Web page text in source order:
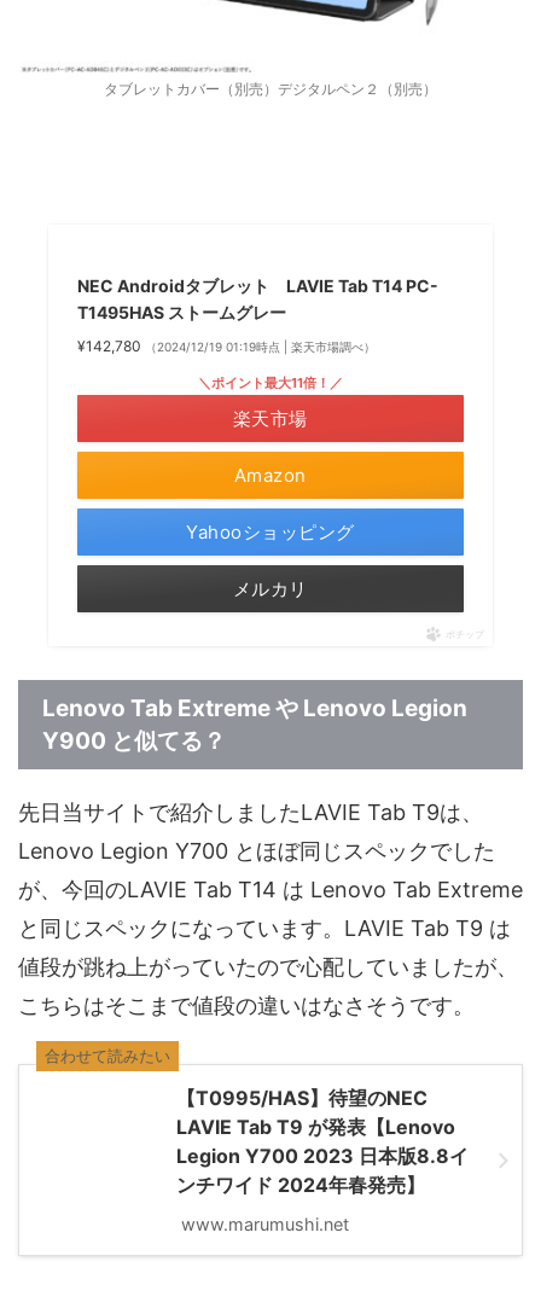
タブレットカバー（別売）デジタルペン２（別売）
NEC Androidタブレット LAVIE Tab T14 PC-
T1495HAS ストームグレー
¥142,780 （2024/12/19 01:19時点 | 楽天市場調べ）
Amazon
＼ポイント最大11倍！／
楽天市場
Yahooショッピング
メルカリ
ポチップ
Lenovo Tab Extreme や Lenovo Legion
Y900 と似てる？
先日当サイトで紹介しましたLAVIE Tab T9は、
Lenovo Legion Y700 とほぼ同じスペックでした
が、今回のLAVIE Tab T14 は Lenovo Tab Extreme
と同じスペックになっています。LAVIE Tab T9 は
値段が跳ね上がっていたので心配していましたが、
こちらはそこまで値段の違いはなさそうです。
【T0995/HAS】待望のNEC
LAVIE Tab T9 が発表【Lenovo
Legion Y700 2023 日本版8.8イ
ンチワイド 2024年春発売】
www.marumushi.net
合わせて読みたい